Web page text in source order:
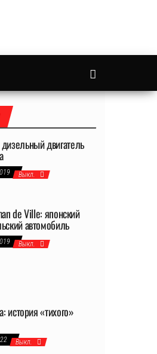
двигатель
Выкл.
de Ville: японский
автомобиль
Выкл.
история «тихого»
Выкл.